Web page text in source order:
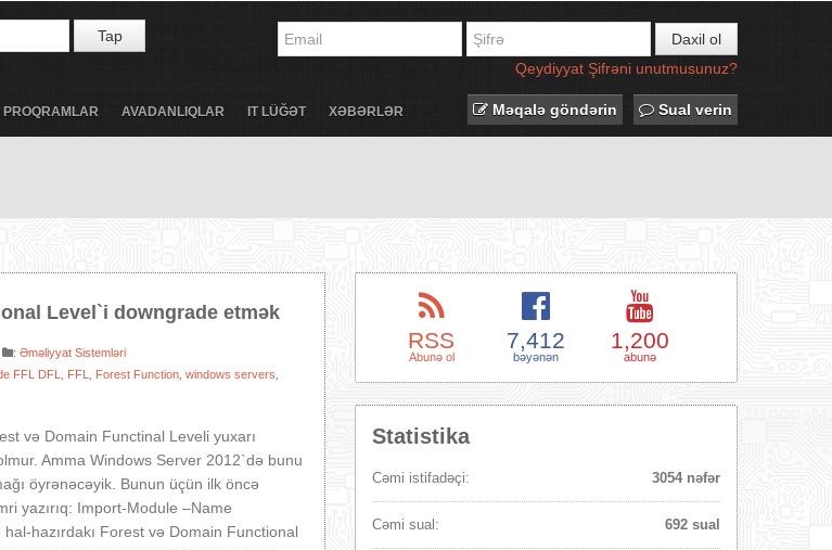
Tap
Daxil ol
Qeydiyyat Şifrəni unutmusunuz?
PROQRAMLAR AVADANLIQLAR IT LÜĞƏT XƏBƏRLƏR Məqalə göndərin Sual verin
Level`i downgrade etmək
:Əməliyyat Sistemləri
FFL DFL FFL Forest Function ,windows servers
və Domain Functinal Leveli yuxarı
Amma Windows Server 2012`də bunu
öyrənəcəyik. Bunun üçün ilk öncə
yazırıq: Import-Module –Name
hazırdakı Forest və Domain Functional
RSS
Abunə ol
7,412
bəyənən
1,200
abunə
Statistika
Cəmi istifadəçi: 3054 nəfər
Cəmi sual: 692 sual